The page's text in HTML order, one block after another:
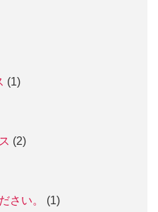
(1)
(2)
さい。 (1)